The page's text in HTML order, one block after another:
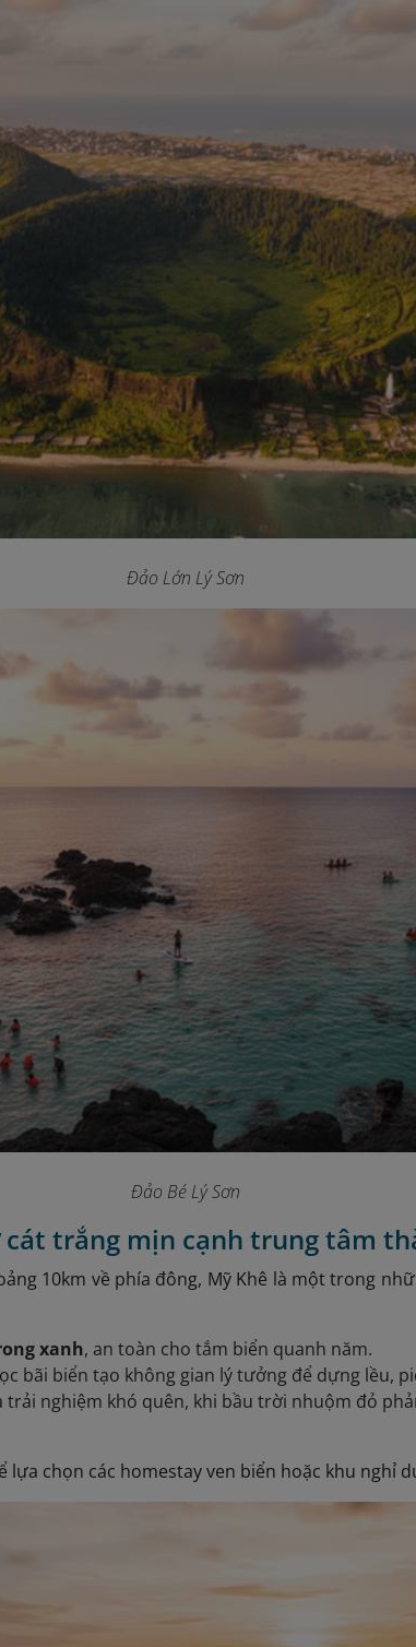
Đảo Lớn Lý Sơn
Đảo Bé Lý Sơn
cát trắng mịn cạnh trung tâm
10km về phía đông, Mỹ Khê là một trong
xanh, an toàn cho tắm biển quanh năm.
bãi biển tạo không gian lý tưởng để dựng lều,
trải nghiệm khó quên, khi bầu trời nhuộm đỏ
lựa chọn các homestay ven biển hoặc khu nghỉ